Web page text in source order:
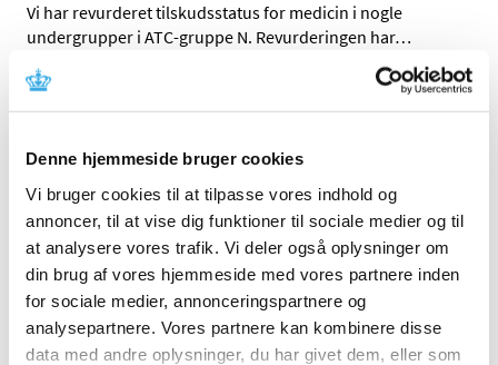
Denne hjemmeside bruger cookies
Vi bruger cookies til at tilpasse vores indhold og
annoncer, til at vise dig funktioner til sociale medier og til
at analysere vores trafik. Vi deler også oplysninger om
din brug af vores hjemmeside med vores partnere inden
for sociale medier, annonceringspartnere og
analysepartnere. Vores partnere kan kombinere disse
data med andre oplysninger, du har givet dem, eller som
Vi har revurderet tilskudsstatus for medicin i nogle
undergrupper i ATC-gruppe N. Revurderingen har…
Rapporter om alvorlige bivirkninger ved
skal ikke til LMST
Lægemiddelstyrelsen stiller ikke længere krav om
overførsel af rapporter om 3. lands alvorlige og…
Medicintilskudsnævnet har modtaget 12 nye
høringssvar om tilskudsstatus for medicin mod
astma og KOL